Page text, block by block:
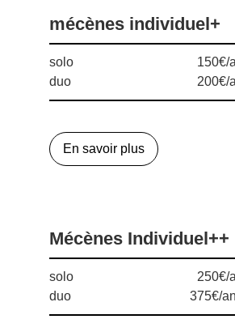
mécènes individuel+
solo 150€/
duo
200€/
En savoir plus
Mécènes Individuel++
solo 250€/
duo
375€/